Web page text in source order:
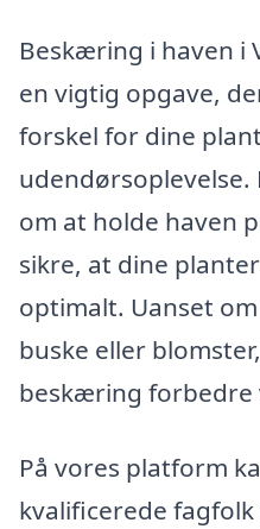
Beskæring i haven i
en vigtig opgave,
forskel for dine
om at holde haven
sikre, at dine
optimalt. Uanset
buske eller
beskæring
På vores platform
kvalificerede